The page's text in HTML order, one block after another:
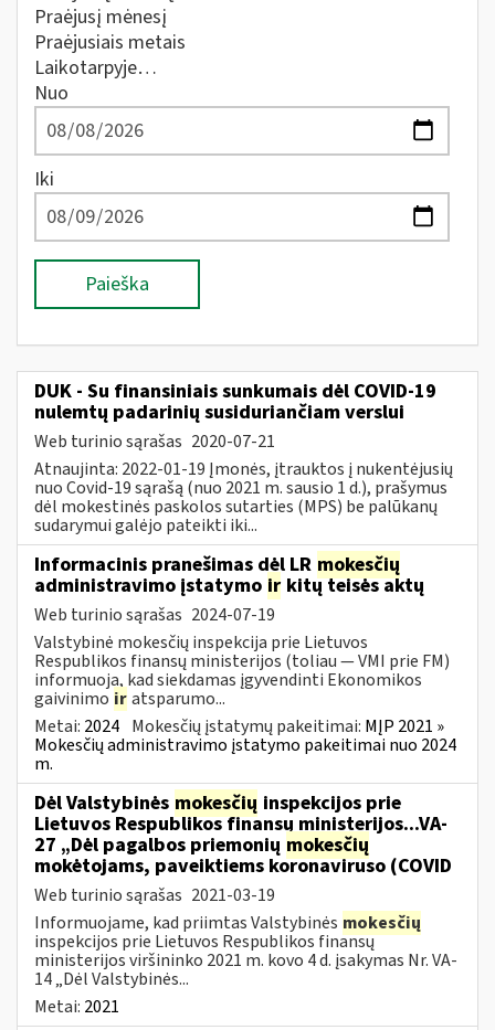
Praėjusį mėnesį
Praėjusiais metais
Laikotarpyje…
Nuo
Iki
Paieška
DUK - Su finansiniais sunkumais dėl COVID-19
nulemtų padarinių susiduriančiam verslui
Web turinio sąrašas 2020-07-21
Atnaujinta: 2022-01-19 Įmonės, įtrauktos į nukentėjusių
nuo Covid-19 sąrašą (nuo 2021 m. sausio 1 d.), prašymus
dėl mokestinės paskolos sutarties (MPS) be palūkanų
sudarymui galėjo pateikti iki...
Informacinis pranešimas dėl LR mokesčių
administravimo įstatymo ir kitų teisės aktų
Web turinio sąrašas 2024-07-19
Valstybinė mokesčių inspekcija prie Lietuvos
Respublikos finansų ministerijos (toliau — VMI prie FM)
informuoja, kad siekdamas įgyvendinti Ekonomikos
gaivinimo iratsparumo...
Metai: 2024 Mokesčių įstatymų pakeitimai: MĮP 2021 »
Mokesčių administravimo įstatymo pakeitimai nuo 2024
m.
Dėl Valstybinės mokesčių inspekcijos prie
Lietuvos Respublikos finansų ministerijos...VA-
27 „Dėl pagalbos priemonių mokesčių
mokėtojams, paveiktiems koronaviruso (COVID
Web turinio sąrašas 2021-03-19
Informuojame, kad priimtas Valstybinės mokesčių
inspekcijos prie Lietuvos Respublikos finansų
ministerijos viršininko 2021 m. kovo 4 d. įsakymas Nr. VA-
14 „Dėl Valstybinės...
Metai: 2021